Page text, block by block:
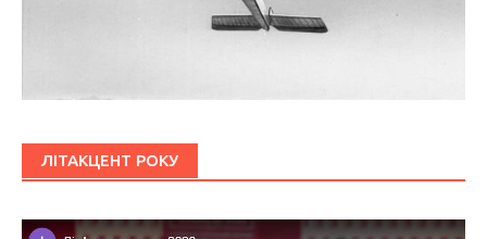
ЛІТАКЦЕНТ РОКУ